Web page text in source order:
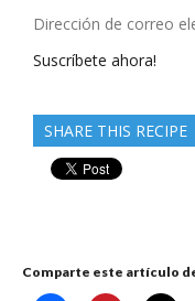
Dirección
correo
Suscríbete ahora!
SHARE THIS RECIPE
Comparte este artículo